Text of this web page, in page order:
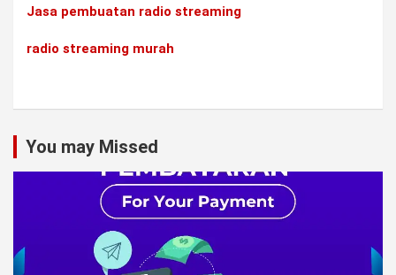
Jasa pembuatan radio streaming
radio streaming murah
You may Missed